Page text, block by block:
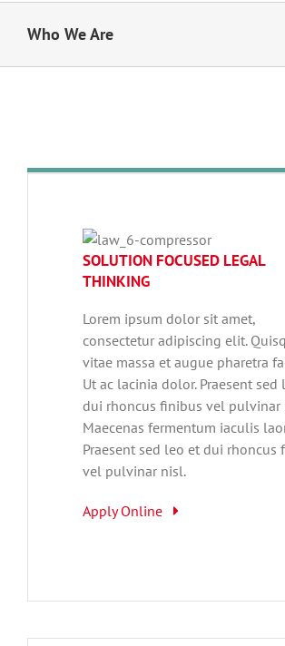
Who We Are
SOLUTION FOCUSED LEGAL
THINKING
Lorem ipsum dolor sit amet,
consectetur adipiscing elit.
vitae massa et augue pharetra
Ut ac lacinia dolor. Praesent sed
dui rhoncus finibus vel pulvinar
Maecenas fermentum iaculis
Praesent sed leo et dui rhoncus
vel pulvinar nisl.
Apply Online